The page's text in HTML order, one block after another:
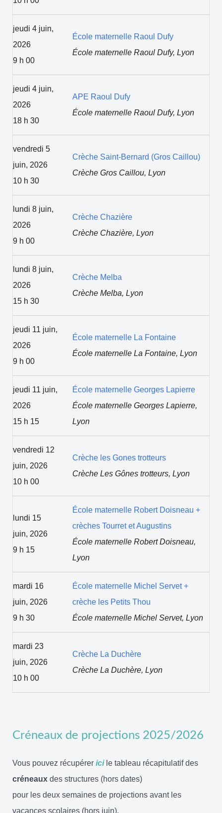
jeudi 4 juin,
2026
9 h 00
École maternelle Raoul Dufy
École maternelle Raoul Dufy, Lyon
jeudi 4 juin,
2026
18 h 30
APE Raoul Dufy
École maternelle Raoul Dufy, Lyon
vendredi 5
juin, 2026
10 h 30
Crèche Saint-Bernard (Gros Caillou)
Crèche Gros Caillou, Lyon
lundi 8 juin,
2026
9 h 00
Crèche Chazière
Crèche Chazière, Lyon
lundi 8 juin,
2026
15 h 30
Crèche Melba
Crèche Melba, Lyon
jeudi 11 juin,
2026
9 h 00
École maternelle La Fontaine
École maternelle La Fontaine, Lyon
jeudi 11 juin,
2026
15 h 15
École maternelle Georges Lapierre
École maternelle Georges Lapierre,
Lyon
vendredi 12
juin, 2026
10 h 00
Crèche les Gones trotteurs
Crèche Les Gônes trotteurs, Lyon
lundi 15
juin, 2026
9 h 15
École maternelle Robert Doisneau +
crèches Tourret et Augustins
École maternelle Robert Doisneau,
Lyon
mardi 16
juin, 2026
9 h 30
École maternelle Michel Servet +
crèche les Petits Thou
École maternelle Michel Servet, Lyon
mardi 23
juin, 2026
10 h 00
Crèche La Duchère
Crèche La Duchère, Lyon
Créneaux de projections 2025/2026
Vous pouvez récupérer icile tableau récapitulatif des
créneaux des structures (hors dates)
pour les deux semaines de projections avant les
vacances scolaires (hors juin).